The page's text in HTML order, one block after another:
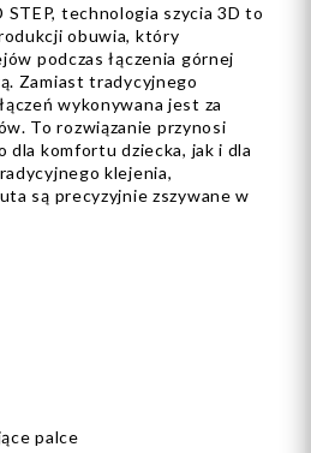
STEP, technologia szycia 3D to
obuwia, który
podczas łączenia górnej
Zamiast tradycyjnego
wykonywana jest za
To rozwiązanie przynosi
dla komfortu dziecka, jak i dla
klejenia,
są precyzyjnie zszywane w
palce